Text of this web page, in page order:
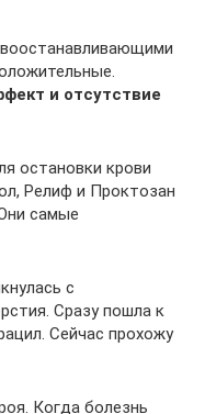
и отсутствие
остановки крови
Релиф и Проктозан
самые
с
Сразу пошла к
Сейчас прохожу
Когда болезнь